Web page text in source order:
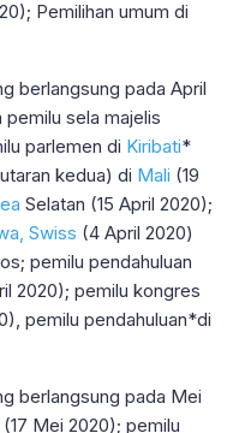
Pemilihan umum di
berlangsung pada April
sela majelis
parlemen di Kiribati*
kedua) di Mali (19
Selatan (15 April 2020);
Swiss (4 April 2020)
pemilu pendahuluan
2020); pemilu kongres
pemilu pendahuluan*di
berlangsung pada Mei
(17 Mei 2020); pemilu